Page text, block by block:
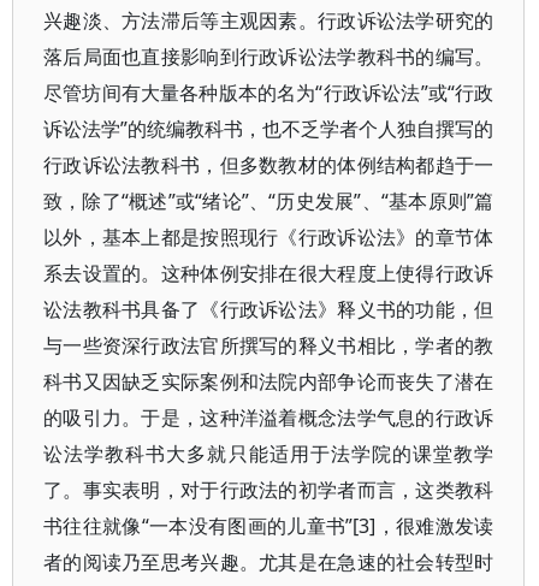
兴趣淡、方法滞后等主观因素。行政诉讼法学研究的
落后局面也直接影响到行政诉讼法学教科书的编写。
尽管坊间有大量各种版本的名为“行政诉讼法”或“行政
诉讼法学”的统编教科书，也不乏学者个人独自撰写的
行政诉讼法教科书，但多数教材的体例结构都趋于一
致，除了“概述”或“绪论”、“历史发展”、“基本原则”篇
以外，基本上都是按照现行《行政诉讼法》的章节体
系去设置的。这种体例安排在很大程度上使得行政诉
讼法教科书具备了《行政诉讼法》释义书的功能，但
与一些资深行政法官所撰写的释义书相比，学者的教
科书又因缺乏实际案例和法院内部争论而丧失了潜在
的吸引力。于是，这种洋溢着概念法学气息的行政诉
讼法学教科书大多就只能适用于法学院的课堂教学
了。事实表明，对于行政法的初学者而言，这类教科
书往往就像“一本没有图画的儿童书”[3]，很难激发读
者的阅读乃至思考兴趣。尤其是在急速的社会转型时